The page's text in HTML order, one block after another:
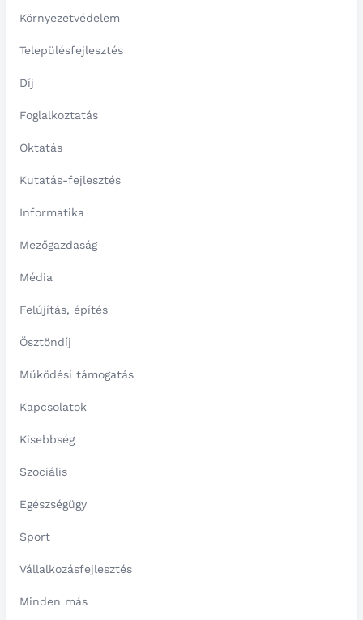
Környezetvédelem
Településfejlesztés
Díj
Foglalkoztatás
Oktatás
Kutatás-fejlesztés
Informatika
Mezőgazdaság
Média
Felújítás, építés
Ösztöndíj
Működési támogatás
Kapcsolatok
Kisebbség
Szociális
Egészségügy
Sport
Vállalkozásfejlesztés
Minden más